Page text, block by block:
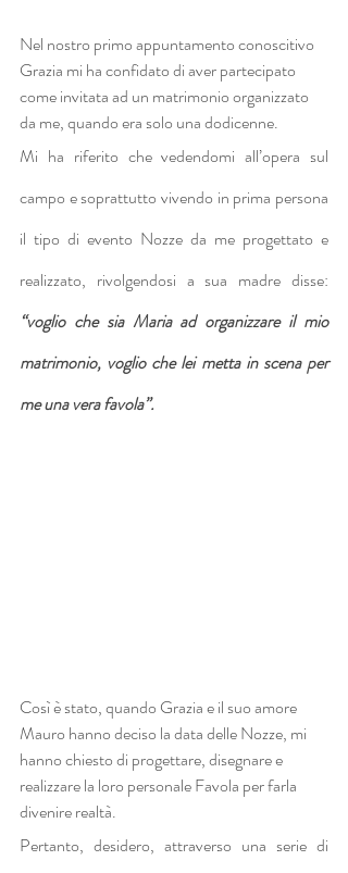
Nel nostro primo appuntamento conoscitivo
Grazia mi ha confidato di aver partecipato
come invitata ad un matrimonio organizzato
da me, quando era solo una dodicenne.
Mi ha riferito che vedendomi all’opera sul
campo e soprattutto vivendo in prima persona
il tipo di evento Nozze da me progettato e
“voglio che sia Maria ad organizzare il mio
matrimonio, voglio che lei metta in scena per
me una vera favola”.
Così è stato, quando Grazia e il suo amore
Mauro hanno deciso la data delle Nozze, mi
hanno chiesto di progettare, disegnare e
realizzare la loro personale Favola per farla
divenire realtà.
Pertanto, desidero, attraverso una serie di